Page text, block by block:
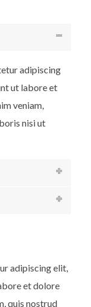
adipiscing
ut labore et
veniam,
nisi ut
adipiscing elit,
et dolore
quis nostrud